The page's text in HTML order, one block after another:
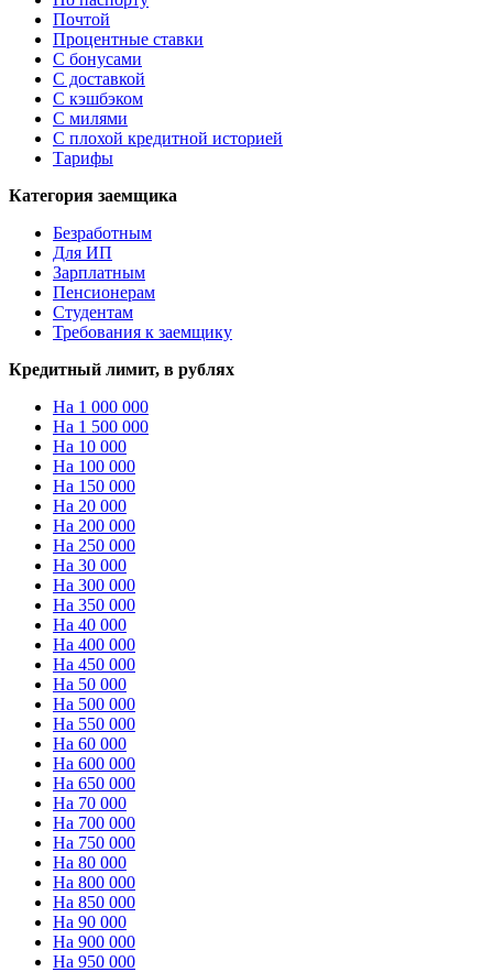
Почтой
Процентные ставки
С бонусами
С доставкой
С кэшбэком
С милями
С плохой кредитной историей
Тарифы
Категория заемщика
Безработным
Для ИП
Зарплатным
Пенсионерам
Студентам
Требования к заемщику
Кредитный лимит, в рублях
На 1 000 000
На 1 500 000
На 10 000
На 100 000
На 150 000
На 20 000
На 200 000
На 250 000
На 30 000
На 300 000
На 350 000
На 40 000
На 400 000
На 450 000
На 50 000
На 500 000
На 550 000
На 60 000
На 600 000
На 650 000
На 70 000
На 700 000
На 750 000
На 80 000
На 800 000
На 850 000
На 90 000
На 900 000
На 950 000